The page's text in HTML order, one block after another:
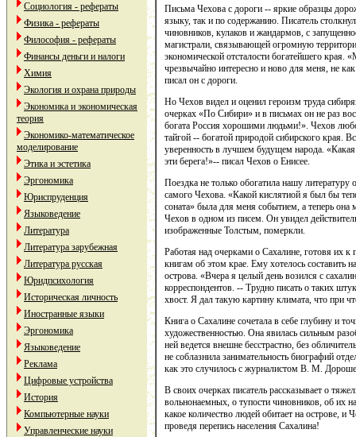
Социология - рефераты
Физика - рефераты
Философия - рефераты
Финансы деньги и налоги
Химия
Экология и охрана природы
Экономика и экономическая
теория
Экономико-математическое
моделирование
Этика и эстетика
Эргономика
Юриспруденция
Языковедение
Литература
Литература зарубежная
Литература русская
Юридпсихология
Историческая личность
Иностранные языки
Эргономика
Языковедение
Реклама
Цифровые устройства
История
Компьютерные науки
Управленческие науки
Письма Чехова с дороги -- яркие образцы
языку, так и по содержанию. Писатель
чиновников, кулаков и жандармов, с
магистрали, связывающей огромную
экономической отсталости богатейшего края.
чрезвычайно интересно и ново для меня, не
писал он с дороги.
Но Чехов видел и оценил героизм труда
очерках «По Сибири» и в письмах он не раз
богата Россия хорошими людьми!». Чехов
тайгой -- богатой природой сибирского края.
уверенность в лучшем будущем народа.
эти берега!»-- писал Чехов о Енисее.
Поездка не только обогатила нашу
самого Чехова. «Какой кислятиой я был бы
соната» была для меня событием, а теперь
Чехов в одном из писем. Он увидел
изображенные Толстым, померкли.
Работая над очерками о Сахалине, готовя их
книгам об этом крае. Ему хотелось составить
острова. «Вчера я целый день возился с
корреспондентов. -- Трудно писать о таких
хвост. Я дал такую картину климата, что при
Книга о Сахалине сочетала в себе глубину и
художественностью. Она явилась сильным
ней ведется внешне бесстрастно, без
не соблазнила занимательность биографий
как это случилось с журналистом В. М.
В своих очерках писатель рассказывает о
вольнонаемных, о тупости чиновников, об их
какое количество людей обитает на острове,
проведя перепись населения Сахалина!